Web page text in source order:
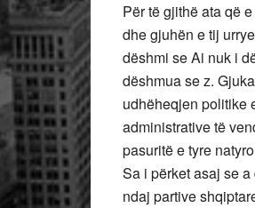
Për të gjithë ata që
dhe gjuhën e tij
dëshmi se Ai nuk i
dëshmua se z.
udhëheqjen politike
administrative të
pasuritë e tyre
Sa i përket asaj se
ndaj partive